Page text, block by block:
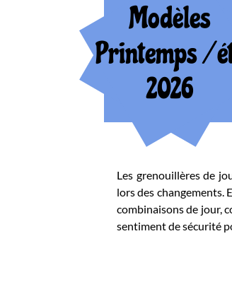
Modèles
Printemps / été
2026
Les grenouillères de
lors des changements.
combinaisons de jour,
sentiment de sécurité